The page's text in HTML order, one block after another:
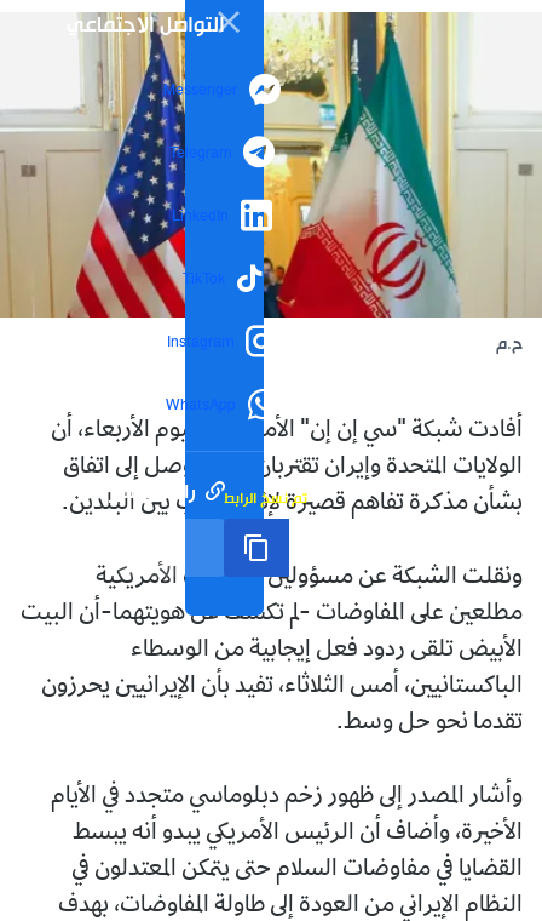
التواصل الاجتماعي
Messenger
Telegram
LinkedIn
TikTok
Instagram
WhatsApp
رابط مختصر تم نسخ الرابط
ح.م
أفادت شبكة "سي إن إن" الأمريكية، اليوم الأربعاء، أن
الولايات المتحدة وإيران تقتربان من التوصل إلى اتفاق
بشأن مذكرة تفاهم قصيرة لإنهاء الحرب بين البلدين.
ونقلت الشبكة عن مسؤولين في الإدارة الأمريكية
مطلعين على المفاوضات -لم تكشف عن هويتهما-أن البيت
الأبيض تلقى ردود فعل إيجابية من الوسطاء
الباكستانيين، أمس الثلاثاء، تفيد بأن الإيرانيين يحرزون
تقدما نحو حل وسط.
وأشار المصدر إلى ظهور زخم دبلوماسي متجدد في الأيام
الأخيرة، وأضاف أن الرئيس الأمريكي يبدو أنه يبسط
القضايا في مفاوضات السلام حتى يتمكن المعتدلون في
النظام الإيراني من العودة إلى طاولة المفاوضات، بهدف